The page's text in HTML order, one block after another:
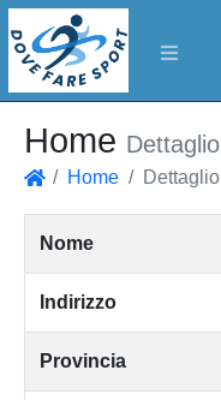
Home Dettaglio
Home Dettaglio
Nome
Indirizzo
Provincia